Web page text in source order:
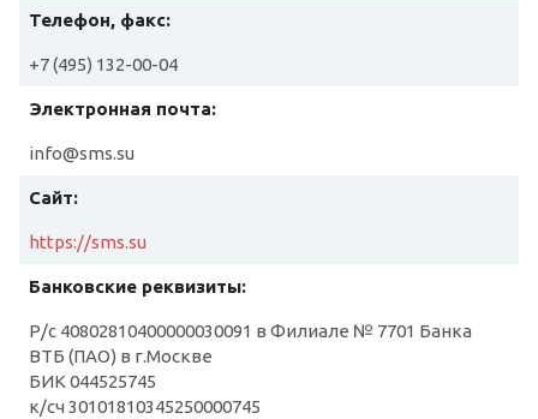
Телефон, факс:
+7 (495) 132-00-04
Электронная почта:
info@sms.su
Сайт:
https://sms.su
Банковские реквизиты:
Р/с 40802810400000030091 в Филиале № 7701 Банка
ВТБ (ПАО) в г.Москве
БИК 044525745
к/сч 30101810345250000745